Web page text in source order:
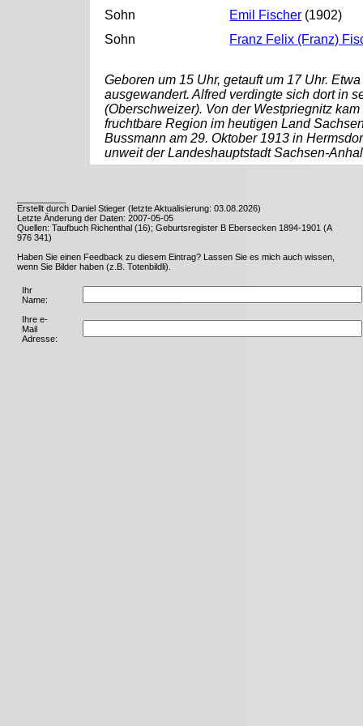
Sohn Emil Fischer (1902)
Sohn
Franz Felix (Franz)
Geboren um 15 Uhr, getauft um 17 Uhr.
ausgewandert. Alfred verdingte sich dort in
(Oberschweizer). Von der Westpriegnitz
fruchtbare Region im heutigen Land
Bussmann am 29. Oktober 1913 in
unweit der Landeshauptstadt Sachsen-
Erstellt durch Daniel Stieger (letzte Aktualisierung: 03.08.2026)
Letzte Änderung der Daten: 2007-05-05
Quellen: Taufbuch Richenthal (16); Geburtsregister B Ebersecken 1894-1901 (A
976 341)
Haben Sie einen Feedback zu diesem Eintrag? Lassen Sie es mich auch wissen,
wenn Sie Bilder haben (z.B. Totenbildli).
Ihr
Name:
Ihre e-
Mail
Adresse: